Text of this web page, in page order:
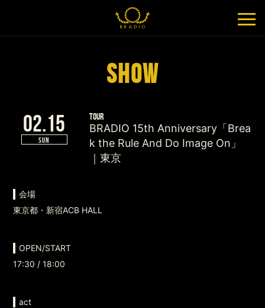
SHOW
02.15
SUN
TOUR
BRADIO 15th Anniversary「Brea
k the Rule And Do Image On」
｜東京
会場
東京都・新宿ACB HALL
OPEN/START
17:30 / 18:00
act